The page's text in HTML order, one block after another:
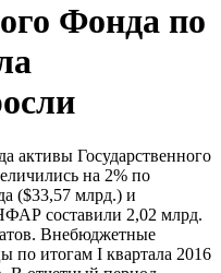
Фонда по
активы Государственного
на 2% по
($33,57 млрд.) и
составили 2,02 млрд.
Внебюджетные
по итогам I квартала 2016